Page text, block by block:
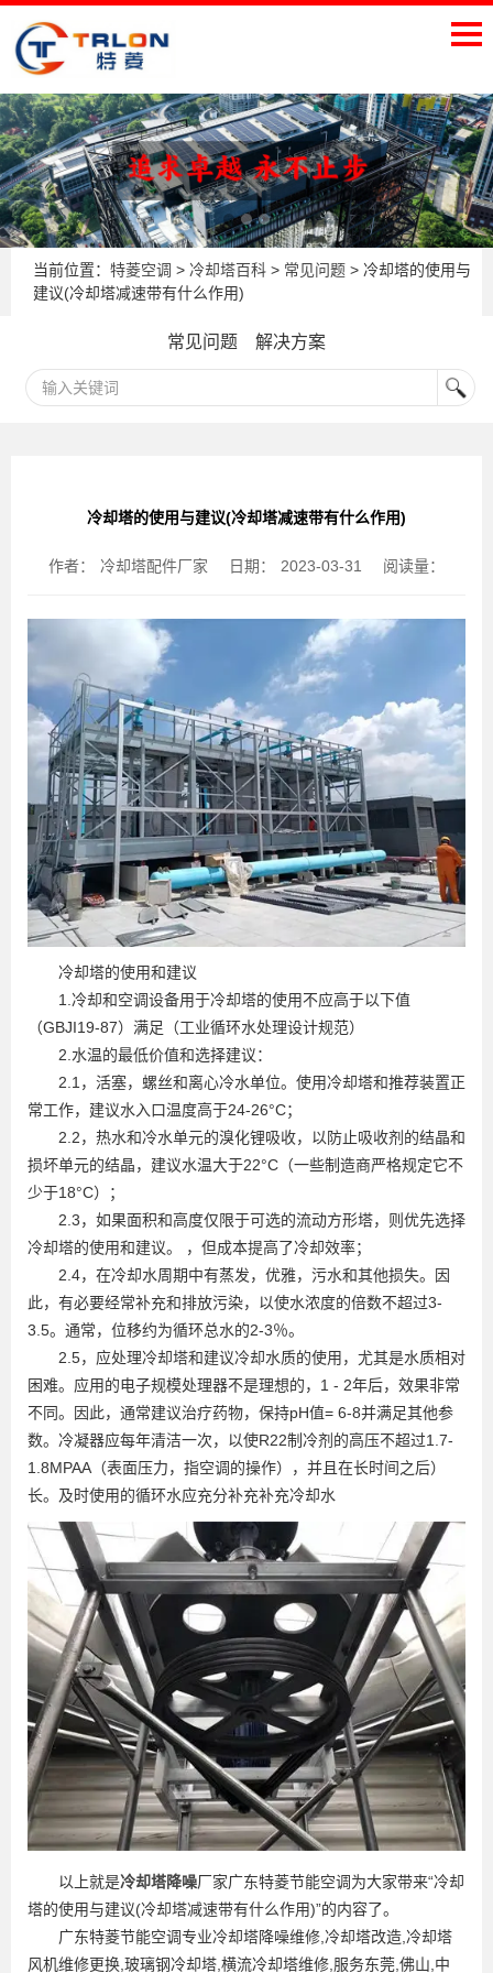
当前位置： 特菱空调 > 冷却塔百科 > 常见问题 > 冷却塔的使用与
建议(冷却塔减速带有什么作用)
常见问题 解决方案
冷却塔的使用与建议(冷却塔减速带有什么作用)
作者： 冷却塔配件厂家 日期： 2023-03-31 阅读量：
冷却塔的使用和建议
1.冷却和空调设备用于冷却塔的使用不应高于以下值
（GBJI19-87）满足（工业循环水处理设计规范）
2.水温的最低价值和选择建议：
2.1，活塞，螺丝和离心冷水单位。使用冷却塔和推荐装置正
常工作，建议水入口温度高于24-26°C；
2.2，热水和冷水单元的溴化锂吸收，以防止吸收剂的结晶和
损坏单元的结晶，建议水温大于22°C（一些制造商严格规定它不
少于18°C）；
2.3，如果面积和高度仅限于可选的流动方形塔，则优先选择
冷却塔的使用和建议。 ，但成本提高了冷却效率；
2.4，在冷却水周期中有蒸发，优雅，污水和其他损失。因
此，有必要经常补充和排放污染，以使水浓度的倍数不超过3-
3.5。通常，位移约为循环总水的2-3％。
2.5，应处理冷却塔和建议冷却水质的使用，尤其是水质相对
困难。应用的电子规模处理器不是理想的，1 - 2年后，效果非常
不同。因此，通常建议治疗药物，保持pH值= 6-8并满足其他参
数。冷凝器应每年清洁一次，以使R22制冷剂的高压不超过1.7-
1.8MPAA（表面压力，指空调的操作），并且在长时间之后）
长。及时使用的循环水应充分补充补充冷却水
以上就是冷却塔降噪厂家广东特菱节能空调为大家带来“冷却
塔的使用与建议(冷却塔减速带有什么作用)”的内容了。
广东特菱节能空调专业冷却塔降噪维修,冷却塔改造,冷却塔
风机维修更换,玻璃钢冷却塔,横流冷却塔维修,服务东莞,佛山,中